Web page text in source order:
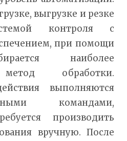
выгрузке и резке
контроля с
при помощи
наиболее
обработки.
выполняются
командами,
производить
вручную. После